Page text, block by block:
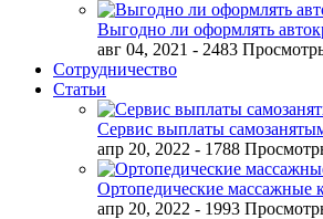
Выгодно ли оформлять
авг 04, 2021 - 2483
Сотрудничество
Статьи
Сервис выплаты
апр 20, 2022 - 1788
Ортопедические массажные
апр 20, 2022 - 1993